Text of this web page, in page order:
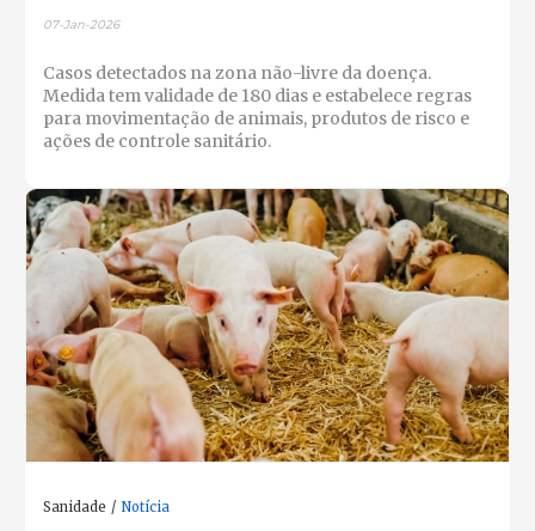
07-Jan-2026
Casos detectados na zona não-livre da doença.
Medida tem validade de 180 dias e estabelece regras
para movimentação de animais, produtos de risco e
ações de controle sanitário.
Sanidade Notícia